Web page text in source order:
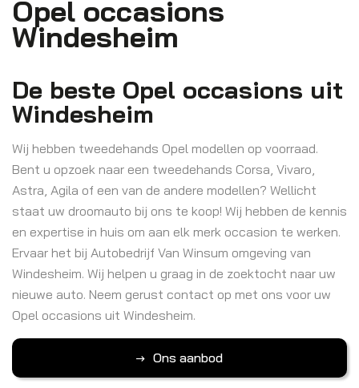
Opel occasions
Windesheim
De beste Opel occasions uit
Windesheim
Wij hebben tweedehands Opel modellen op voorraad.
Bent u opzoek naar een tweedehands Corsa, Vivaro,
Astra, Agila of een van de andere modellen? Wellicht
staat uw droomauto bij ons te koop! Wij hebben de kennis
en expertise in huis om aan elk merk occasion te werken.
Ervaar het bij Autobedrijf Van Winsum omgeving van
Windesheim. Wij helpen u graag in de zoektocht naar uw
nieuwe auto. Neem gerust contact op met ons voor uw
Opel occasions uit Windesheim.
Ons aanbod